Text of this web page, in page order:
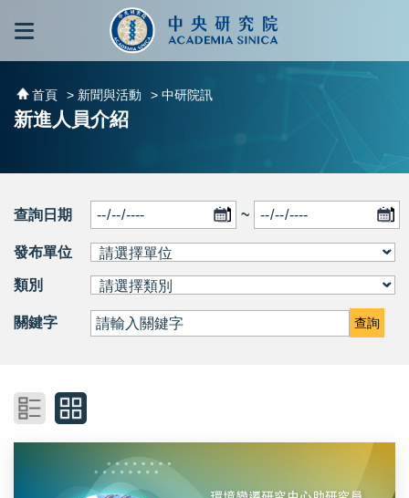
跳到主要內容區塊
首頁 > 新聞與活動 > 中研院訊
新進人員介紹
查詢日期 ~
發布單位
類別
關鍵字 查詢